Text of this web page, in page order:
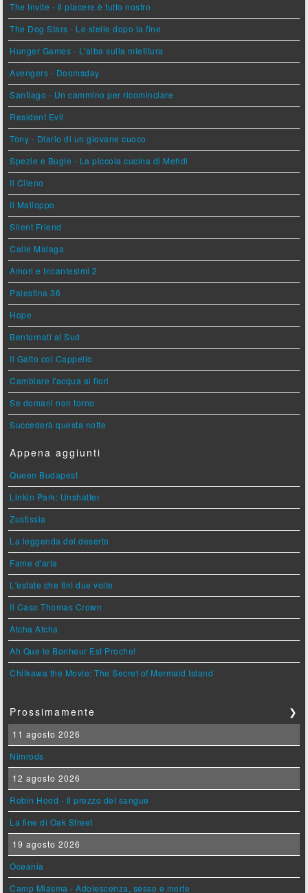
The Invite - Il piacere è tutto nostro
The Dog Stars - Le stelle dopo la fine
Hunger Games - L'alba sulla mietitura
Avengers - Doomsday
Santiago - Un cammino per ricominciare
Resident Evil
Tony - Diario di un giovane cuoco
Spezie e Bugie - La piccola cucina di Mehdi
Il Cileno
Il Malloppo
Silent Friend
Calle Malaga
Amori e Incantesimi 2
Palestina 36
Hope
Bentornati al Sud
Il Gatto col Cappello
Cambiare l'acqua ai fiori
Se domani non torno
Succederà questa notte
Appena aggiunti
Queen Budapest
Linkin Park: Unshatter
Zustissia
La leggenda del deserto
Fame d'aria
L'estate che finì due volte
Il Caso Thomas Crown
Atcha Atcha
Ah Que le Bonheur Est Proche!
Chiikawa the Movie: The Secret of Mermaid Island
Prossimamente ❯
11 agosto 2026
Nimrods
12 agosto 2026
Robin Hood - Il prezzo del sangue
La fine di Oak Street
19 agosto 2026
Oceania
Camp Miasma - Adolescenza, sesso e morte